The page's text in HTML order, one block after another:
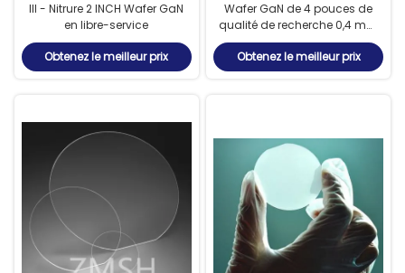
III - Nitrure 2 INCH Wafer GaN
en libre-service
Obtenez le meilleur prix
Wafer GaN de 4 pouces de
qualité de recherche 0,4 mm
pour semi-conducteurs
Obtenez le meilleur prix